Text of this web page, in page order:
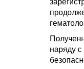
наряду